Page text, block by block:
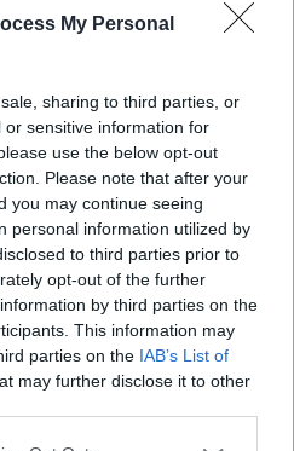
My Personal
sharing to third parties, or
sensitive information for
use the below opt-out
Please note that after your
you may continue seeing
personal information utilized by
to third parties prior to
opt-out of the further
by third parties on the
This information may
parties on the IAB’s List of
may further disclose it to other
a
kitörése miatt az idén
tartották meg a Las Vegas-i
Showt, a techvilág egyik
CES 2022 viszont a
élő expóként kerül
variáns terjedésére